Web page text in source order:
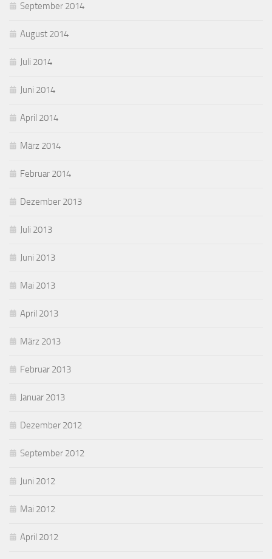
September 2014
August 2014
Juli 2014
Juni 2014
April 2014
März 2014
Februar 2014
Dezember 2013
Juli 2013
Juni 2013
Mai 2013
April 2013
März 2013
Februar 2013
Januar 2013
Dezember 2012
September 2012
Juni 2012
Mai 2012
April 2012